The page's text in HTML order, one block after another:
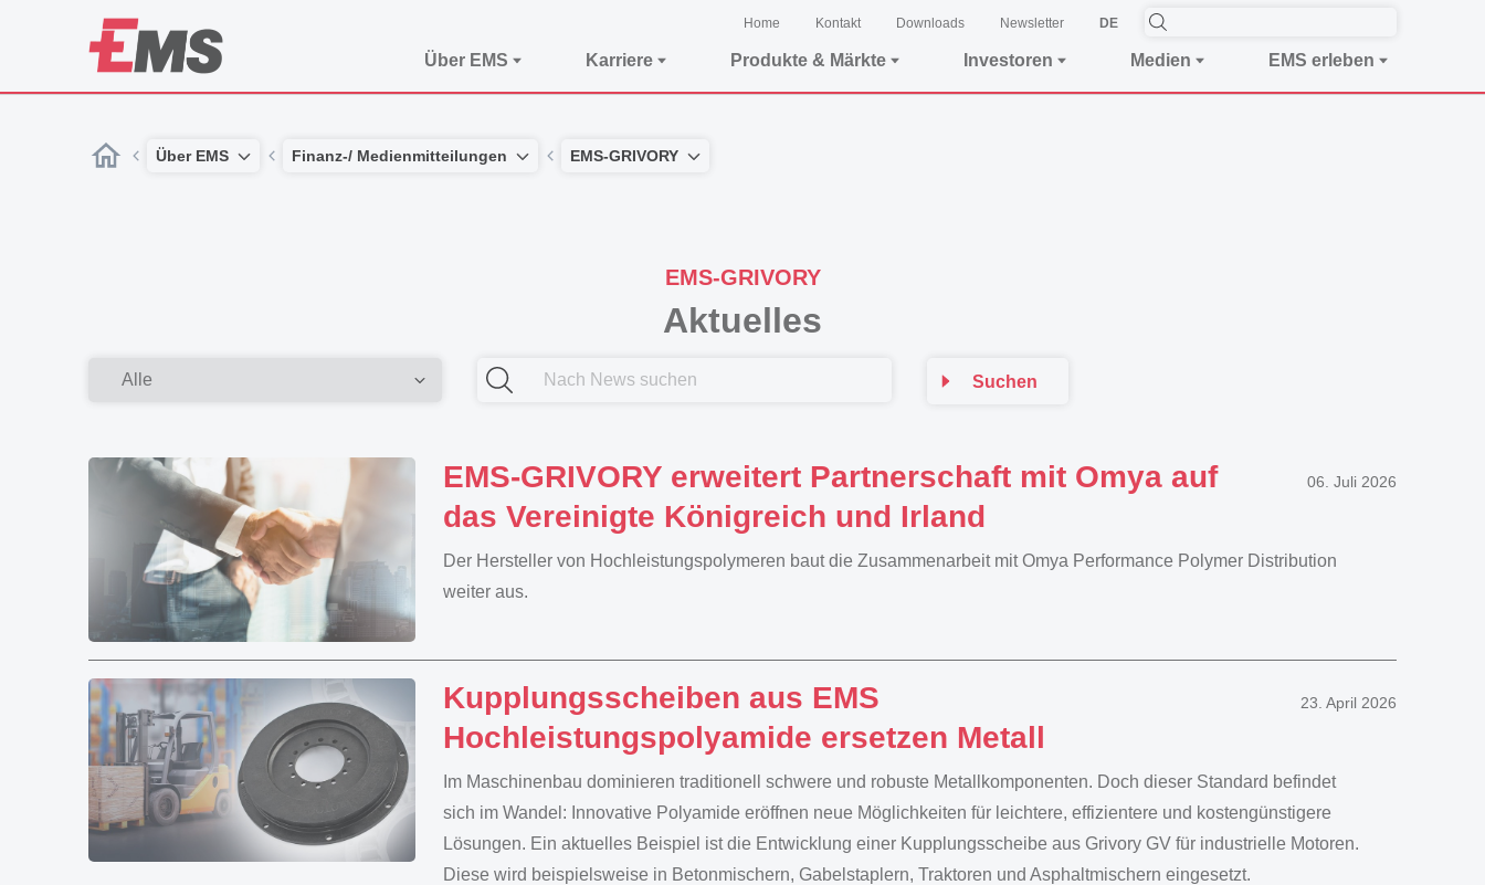
Home Kontakt Downloads Newsletter DE
Über EMS Karriere Produkte & Märkte Investoren Medien EMS erleben
Über EMS Finanz-/ Medienmitteilungen EMS-GRIVORY
EMS-GRIVORY
Aktuelles
Suchen
EMS-GRIVORY erweitert Partnerschaft mit Omya auf
das Vereinigte Königreich und Irland
06. Juli 2026
Der Hersteller von Hochleistungspolymeren baut die Zusammenarbeit mit Omya Performance Polymer Distribution
weiter aus.
Kupplungsscheiben aus EMS
Hochleistungspolyamide ersetzen Metall
23. April 2026
Im Maschinenbau dominieren traditionell schwere und robuste Metallkomponenten. Doch dieser Standard befindet
sich im Wandel: Innovative Polyamide eröffnen neue Möglichkeiten für leichtere, effizientere und kostengünstigere
Lösungen. Ein aktuelles Beispiel ist die Entwicklung einer Kupplungsscheibe aus Grivory GV für industrielle Motoren.
Diese wird beispielsweise in Betonmischern, Gabelstaplern, Traktoren und Asphaltmischern eingesetzt.